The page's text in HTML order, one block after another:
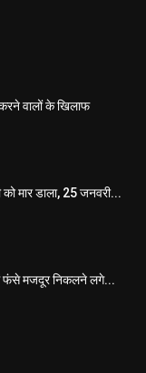
करने वालों के खिलाफ
मार डाला, 25 जनवरी...
फंसे मजदूर निकलने लगे...